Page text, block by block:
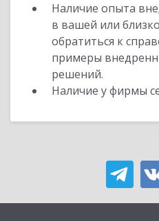
Наличие опыта
в вашей или
обратиться к
примеры
решений.
Наличие у фирмы